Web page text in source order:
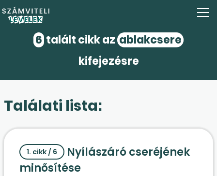
6 talált cikk az ablakcsere
kifejezésre
Találati lista:
1. cikk / 6
Nyílászáró cseréjének
minősítése